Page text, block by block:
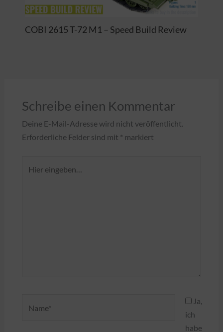
COBI 2615 T-72 M1 – Speed Build Review
Schreibe einen Kommentar
Deine E-Mail-Adresse wird nicht veröffentlicht.
Erforderliche Felder sind mit * markiert
eingeben…
Ja,
ich
habe